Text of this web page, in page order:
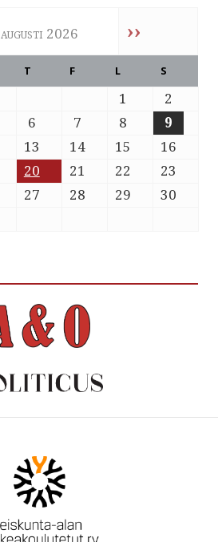
augusti 2026 ››
T F L S
1
2
6 7 8
9
13 14 15
16
20 21 22
23
27 28 29
30